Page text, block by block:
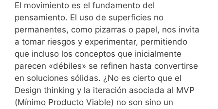
El movimiento es el fundamento del
pensamiento. El uso de superficies no
permanentes, como pizarras o papel, nos invita
a tomar riesgos y experimentar, permitiendo
que incluso los conceptos que inicialmente
parecen «débiles» se refinen hasta convertirse
en soluciones sólidas. ¿No es cierto que el
Design thinking y la iteración asociada al MVP
(Mínimo Producto Viable) no son sino un